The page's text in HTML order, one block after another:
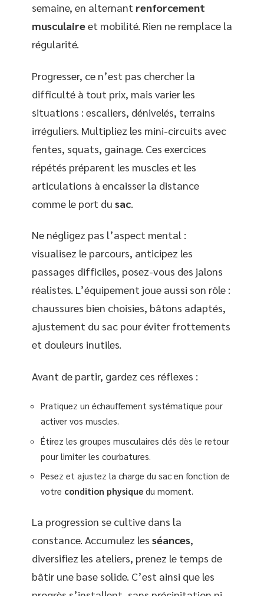
semaine, en alternant renforcement
musculaireet mobilité. Rien ne remplace la
régularité.
Progresser, ce n’est pas chercher la
difficulté à tout prix, mais varier les
situations : escaliers, dénivelés, terrains
irréguliers. Multipliez les mini-circuits avec
fentes, squats, gainage. Ces exercices
répétés préparent les muscles et les
articulations à encaisser la distance
comme le port du sac.
Ne négligez pas l’aspect mental :
visualisez le parcours, anticipez les
passages difficiles, posez-vous des jalons
réalistes. L’équipement joue aussi son rôle :
chaussures bien choisies, bâtons adaptés,
ajustement du sac pour éviter frottements
et douleurs inutiles.
Avant de partir, gardez ces réflexes :
Pratiquez un échauffement systématique pour
activer vos muscles.
Étirez les groupes musculaires clés dès le retour
pour limiter les courbatures.
Pesez et ajustez la charge du sac en fonction de
votre condition physique du moment.
La progression se cultive dans la
constance. Accumulez les séances,
diversifiez les ateliers, prenez le temps de
bâtir une base solide. C’est ainsi que les